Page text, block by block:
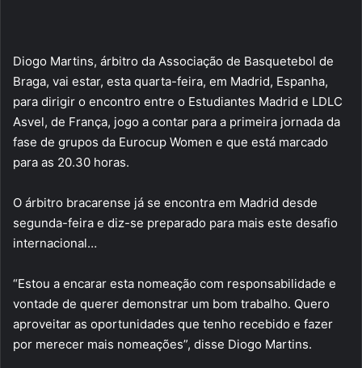
Diogo Martins, árbitro da Associação de Basquetebol de
Braga, vai estar, esta quarta-feira, em Madrid, Espanha,
para dirigir o encontro entre o Estudiantes Madrid e LDLC
Asvel, de França, jogo a contar para a primeira jornada da
fase de grupos da Eurocup Women e que está marcado
para as 20.30 horas.
O árbitro bracarense já se encontra em Madrid desde
segunda-feira e diz-se preparado para mais este desafio
internacional…
“Estou a encarar esta nomeação com responsabilidade e
vontade de querer demonstrar um bom trabalho. Quero
aproveitar as oportunidades que tenho recebido e fazer
por merecer mais nomeações”, disse Diogo Martins.